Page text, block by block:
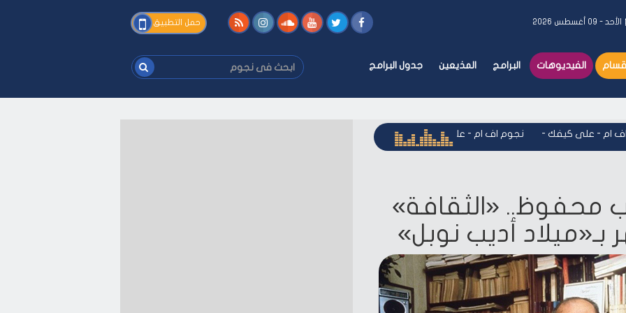
الأحد - ٠٩ أغسطس ٢٠٢٦ حمل التطبيق
الفيديوهات البرامج المذيعين جدول البرامج
ابحث
فى
فى
-- على كيفك نجوم اف ام - على كيفك نجوم اف ام - على كيفك
محفوظ.. «الثقافة»
أديب نوبل»